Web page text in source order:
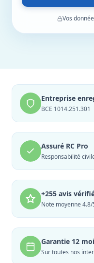
Vos
Entreprise
BCE 1014.251.301
Assuré RC Pro
Responsabilité
+255 avis
Note moyenne 4.8/
Garantie 12
Sur toutes nos